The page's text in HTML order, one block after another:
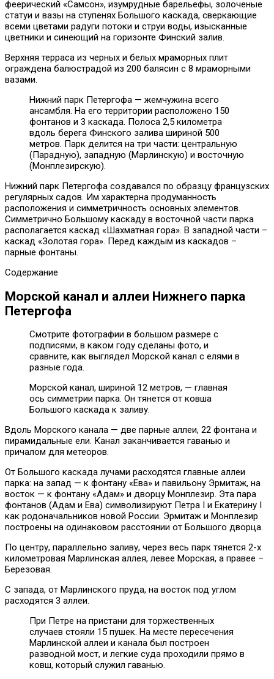
феерический «Самсон», изумрудные барельефы, золоченые
статуи и вазы на ступенях Большого каскада, сверкающие
всеми цветами радуги потоки и струи воды, изысканные
цветники и синеющий на горизонте Финский залив.
Верхняя терраса из черных и белых мраморных плит
ограждена балюстрадой из 200 балясин с 8 мраморными
вазами.
Нижний парк Петергофа — жемчужина всего
ансамбля. На его территории расположено 150
фонтанов и 3 каскада. Полоса 2,5 километра
вдоль берега Финского залива шириной 500
метров. Парк делится на три части: центральную
(Парадную), западную (Марлинскую) и восточную
(Монплезирскую).
Нижний парк Петергофа создавался по образцу французских
регулярных садов. Им характерна продуманность
расположения и симметричность основных элементов.
Симметрично Большому каскаду в восточной части парка
располагается каскад «Шахматная гора». В западной части –
каскад «Золотая гора». Перед каждым из каскадов –
парные фонтаны.
Содержание
Морской канал и аллеи Нижнего парка
Петергофа
Смотрите фотографии в большом размере с
подписями, в каком году сделаны фото, и
сравните, как выглядел Морской канал с елями в
разные года.
Морской канал, шириной 12 метров, — главная
ось симметрии парка. Он тянется от ковша
Большого каскада к заливу.
Вдоль Морского канала — две парные аллеи, 22 фонтана и
пирамидальные ели. Канал заканчивается гаванью и
причалом для метеоров.
От Большого каскада лучами расходятся главные аллеи
парка: на запад — к фонтану «Ева» и павильону Эрмитаж, на
восток — к фонтану «Адам» и дворцу Монплезир. Эта пара
фонтанов (Адам и Ева) символизируют Петра I и Екатерину I
как родоначальников новой России. Эрмитаж и Монплезир
построены на одинаковом расстоянии от Большого дворца.
По центру, параллельно заливу, через весь парк тянется 2-х
километровая Марлинская аллея, левее Морская, а правее –
Березовая.
С запада, от Марлинского пруда, на восток под углом
расходятся 3 аллеи.
При Петре на пристани для торжественных
случаев стояли 15 пушек. На месте пересечения
Марлинской аллеи и канала был построен
разводной мост, и легкие суда проходили прямо в
ковш, который служил гаванью.